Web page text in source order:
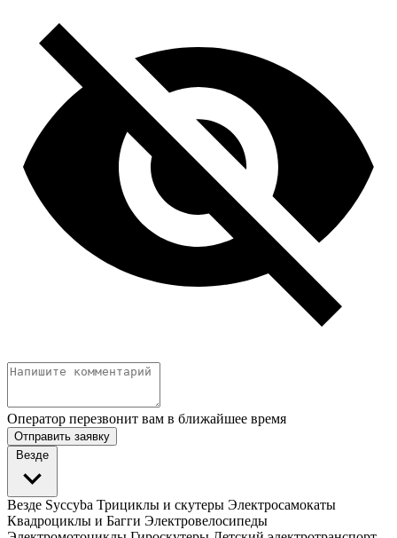
Оператор перезвонит вам в ближайшее время
Отправить заявку
Везде
Везде Syccyba Трициклы и скутеры Электросамокаты
Квадроциклы и Багги Электровелосипеды